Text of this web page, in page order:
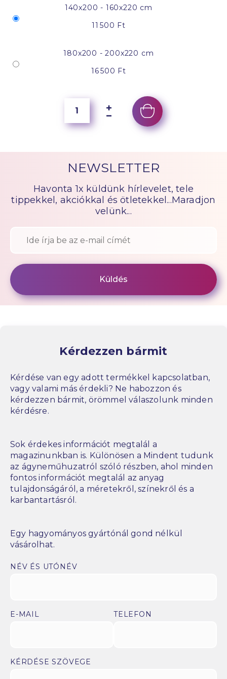
140x200 - 160x220 cm
11 500 Ft
180x200 - 200x220 cm
16 500 Ft
NEWSLETTER
Havonta 1x küldünk hírlevelet, tele
tippekkel, akciókkal és ötletekkel...Maradjon
velünk...
Kérdezzen bármit
Kérdése van egy adott termékkel kapcsolatban,
vagy valami más érdekli? Ne habozzon és
kérdezzen bármit, örömmel válaszolunk minden
kérdésre.
Sok érdekes információt megtalál a
magazinunkban is. Különösen a Mindent tudunk
az ágyneműhuzatról szóló részben, ahol minden
fontos információt megtalál az anyag
tulajdonságáról, a méretekről, színekről és a
karbantartásról.
Egy hagyományos gyártónál gond nélkül
vásárolhat.
NÉV ÉS UTÓNÉV
E-MAIL TELEFON
KÉRDÉSE SZÖVEGE